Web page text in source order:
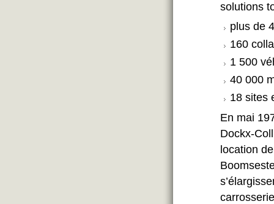
solutions
plus de
160
1 500
40 000
18 sites
En mai
Dockx-
location